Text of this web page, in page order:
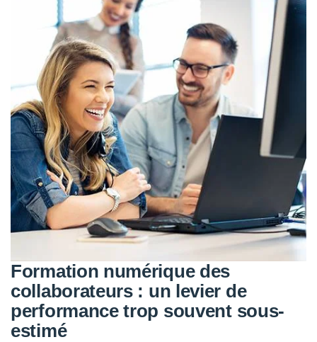
Formation numérique des
collaborateurs : un levier de
performance trop souvent sous-
estimé